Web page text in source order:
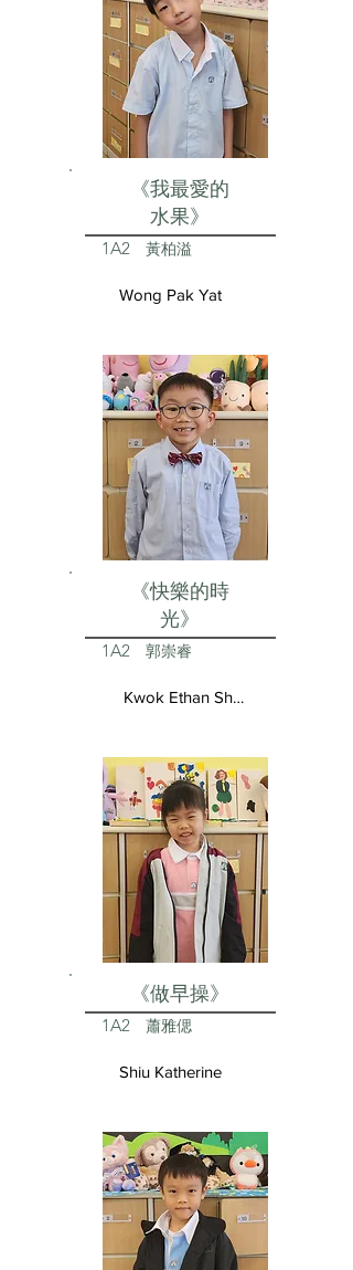
《我最愛的
水果》
1A2 黃柏溢
Wong Pak Yat
《快樂的時
光》
1A2 郭崇睿
Kwok Ethan Shun Yui
《做早操》
1A2 蕭雅偲
Shiu Katherine